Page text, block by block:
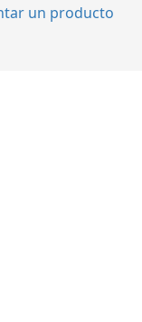
un producto